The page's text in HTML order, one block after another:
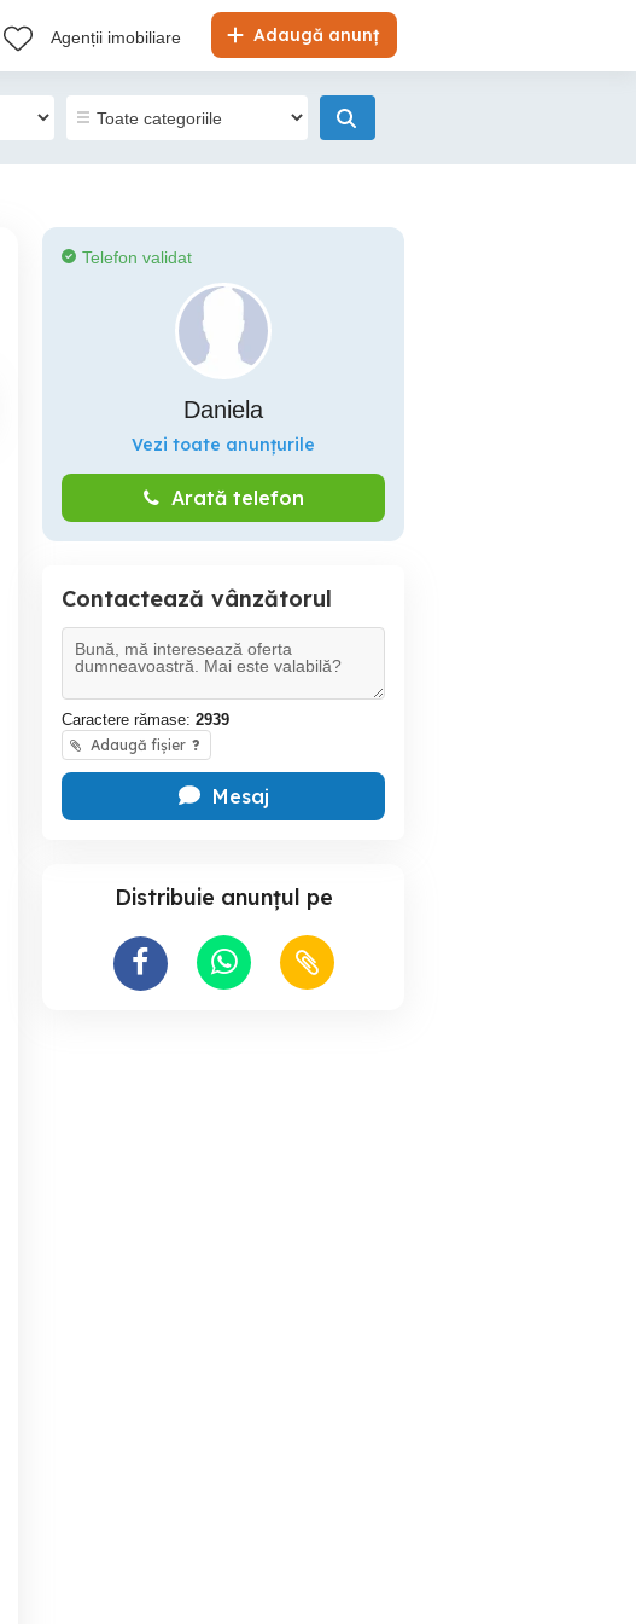
Adaugă anunț
Agenții imobiliare
Telefon validat
Daniela
Vezi toate anunțurile
Arată telefon
Contactează vânzătorul
Caractere rămase: 2939
Adaugă fișier ?
Mesaj
Distribuie anunțul pe